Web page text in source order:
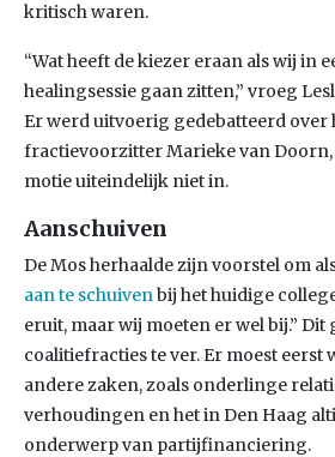
kritisch waren.
“Wat heeft de kiezer eraan als wij in
healingsessie gaan zitten,” vroeg
Er werd uitvoerig gedebatteerd over
fractievoorzitter Marieke van Doorn,
motie uiteindelijk niet in.
Aanschuiven
De Mos herhaalde zijn voorstel om
aan te schuivenbij het huidige
eruit, maar wij moeten er wel bij.”
coalitiefracties te ver. Er moest eerst
andere zaken, zoals onderlinge
verhoudingen en het in Den Haag
onderwerp van partijfinanciering.